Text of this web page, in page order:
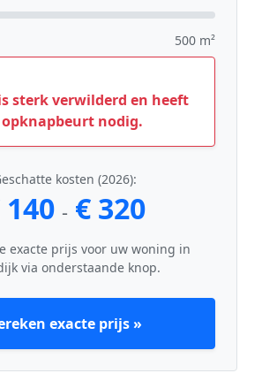
500 m²
sterk verwilderd en heeft
nodig.
kosten (2026):
140 - € 320
exacte prijs voor uw woning in
via onderstaande knop.
exacte prijs »